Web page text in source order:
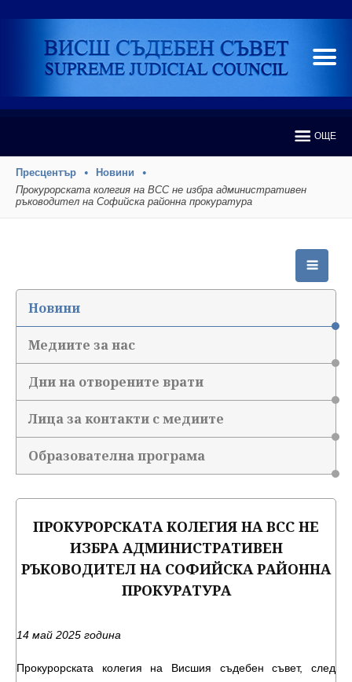
ОЩЕ
Пресцентър
Новини
Прокурорската колегия на ВСС не избра административен
ръководител на Софийска районна прокуратура
Новини
Медиите за нас
Дни на отворените врати
Лица за контакти с медиите
Образователна програма
ПРОКУРОРСКАТА КОЛЕГИЯ НА ВСС НЕ
ИЗБРА АДМИНИСТРАТИВЕН
РЪКОВОДИТЕЛ НА СОФИЙСКА РАЙОННА
ПРОКУРАТУРА
14 май 2025 година
Прокурорската колегия на Висшия съдебен съвет, след